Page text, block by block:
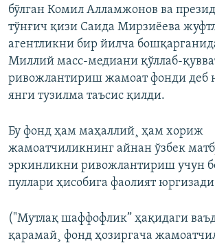
бўлган Комил Алламжонов ва
тўнғич қизи Саида Мирзиëева
агентликни бир йилча
Миллий масс-медиани қўллаб-
ривожлантириш жамоат фонди деб
янги тузилма таъсис қилди.
Бу фонд ҳам маҳаллий¸ ҳам хориж
жамоатчиликнинг айнан ўзбек
эркинликни ривожлантириш учун
пуллари ҳисобига фаолият
("Мутлақ шаффофлик” ҳақидаги
қарамай¸ фонд ҳозиргача